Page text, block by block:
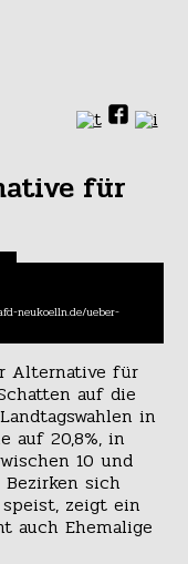
für
neukoelln.de/ueber-
Alternative für
auf die
in
auf 20,8%, in
10 und
Bezirken sich
zeigt ein
auch Ehemalige